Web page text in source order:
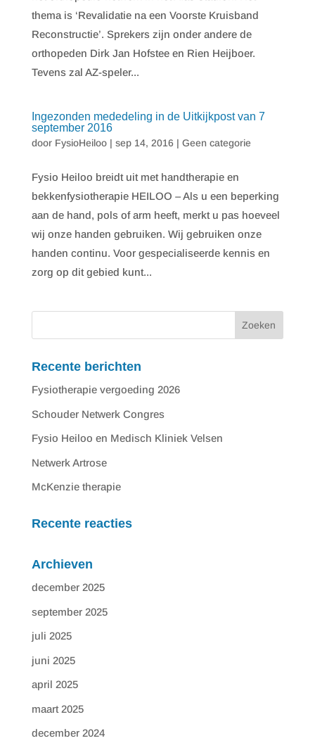
thema is ‘Revalidatie na een Voorste Kruisband
Reconstructie’. Sprekers zijn onder andere de
orthopeden Dirk Jan Hofstee en Rien Heijboer.
Tevens zal AZ-speler...
Ingezonden mededeling in de Uitkijkpost van 7
september 2016
door FysioHeiloo| sep 14, 2016 | Geen categorie
Fysio Heiloo breidt uit met handtherapie en
bekkenfysiotherapie HEILOO – Als u een beperking
aan de hand, pols of arm heeft, merkt u pas hoeveel
wij onze handen gebruiken. Wij gebruiken onze
handen continu. Voor gespecialiseerde kennis en
zorg op dit gebied kunt...
Recente berichten
Fysiotherapie vergoeding 2026
Schouder Netwerk Congres
Fysio Heiloo en Medisch Kliniek Velsen
Netwerk Artrose
McKenzie therapie
Recente reacties
Archieven
december 2025
september 2025
juli 2025
juni 2025
april 2025
maart 2025
december 2024